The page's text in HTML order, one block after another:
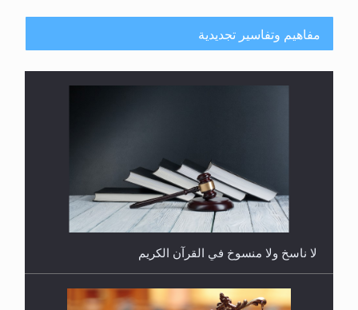
هل يُحسب حول الزكاة وفق السنة الميلادية أو الهجرية؟
مفاهيم وتفاسير تجديدية
لا ناسخ ولا منسوخ في القرآن الكريم